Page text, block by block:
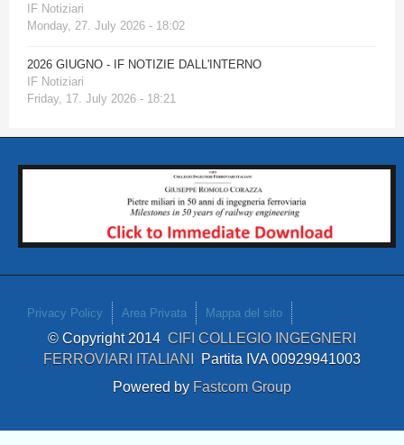
IF Notiziari
Monday, 27. July 2026 - 18:02
2026 GIUGNO - IF NOTIZIE DALL'INTERNO
IF Notiziari
Friday, 17. July 2026 - 18:21
Privacy Policy Area Privata Mappa del sito
© Copyright 2014 CIFI COLLEGIO INGEGNERI
FERROVIARI ITALIANI Partita IVA 00929941003
Powered by Fastcom Group